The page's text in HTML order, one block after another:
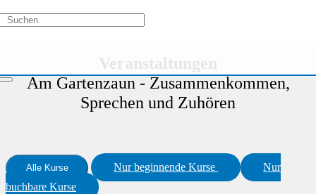
Aktivitätstypen /Veranstaltungsreihe
Zusammenkommen, Sprechen und Zuhören
Am Gartenzaun - Zusammenkommen,
Sprechen und Zuhören
Alle Kurse Nur beginnende Kurse
Nur
buchbare Kurse